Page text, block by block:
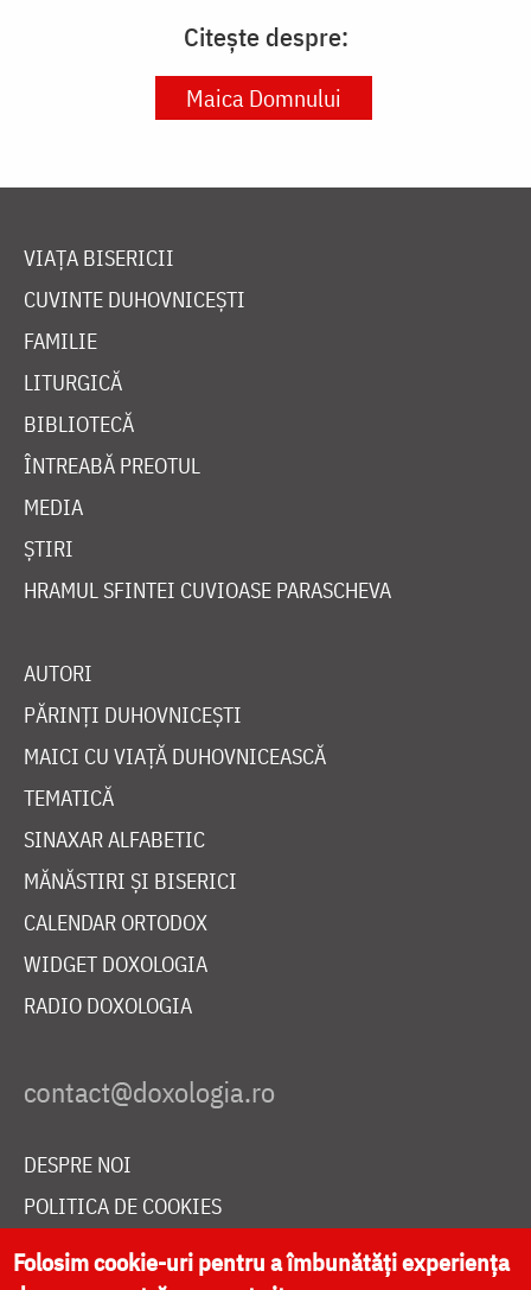
Citește despre:
Maica Domnului
VIAȚA BISERICII
CUVINTE DUHOVNICEȘTI
FAMILIE
LITURGICĂ
BIBLIOTECĂ
ÎNTREABĂ PREOTUL
MEDIA
ȘTIRI
HRAMUL SFINTEI CUVIOASE PARASCHEVA
AUTORI
PĂRINȚI DUHOVNICEȘTI
MAICI CU VIAȚĂ DUHOVNICEASCĂ
TEMATICĂ
SINAXAR ALFABETIC
MĂNĂSTIRI ȘI BISERICI
CALENDAR ORTODOX
WIDGET DOXOLOGIA
RADIO DOXOLOGIA
DESPRE NOI
POLITICA DE COOKIES
DONEAZĂ ONLINE PENTRU CATEDRALA NAȚIONALĂ
Folosim cookie-uri pentru a îmbunătăți experiența